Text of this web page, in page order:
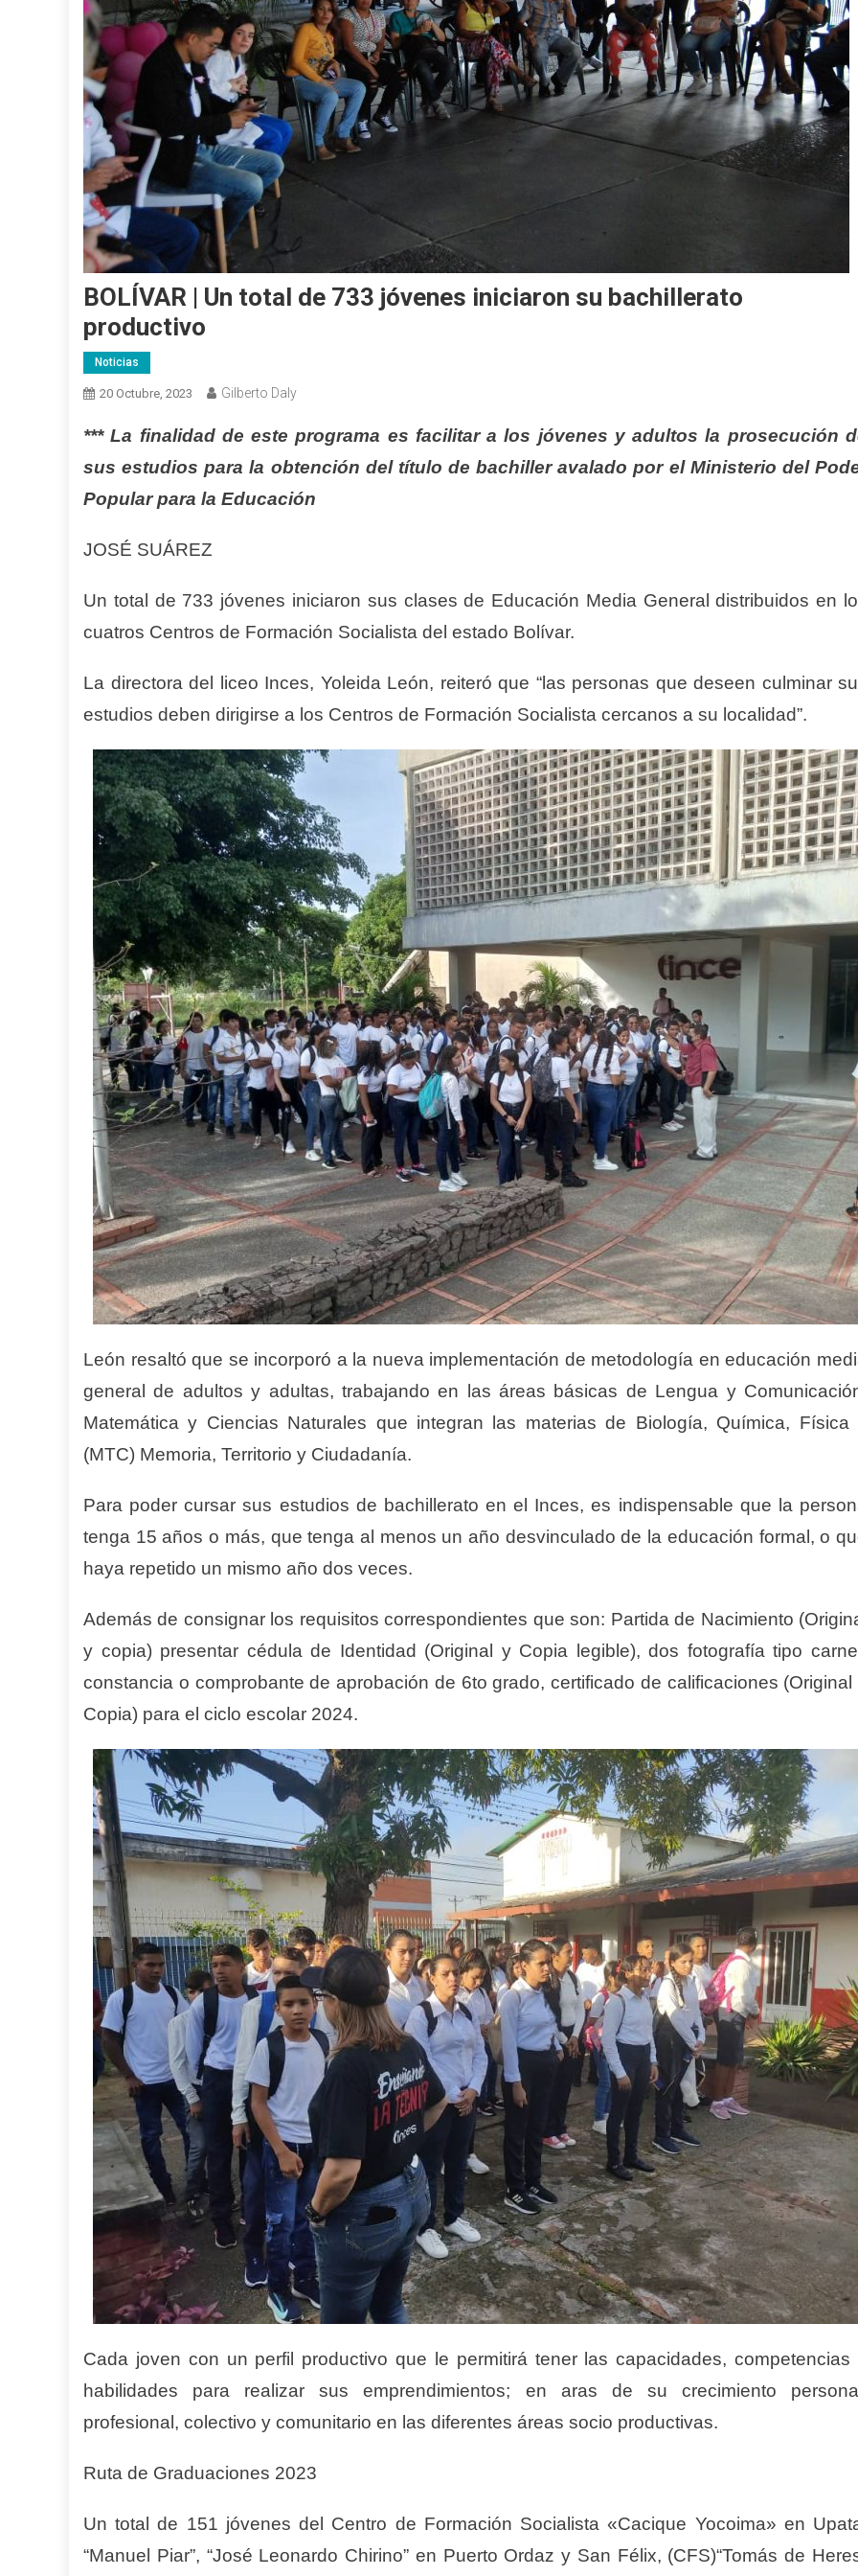
BOLÍVAR | Un total de 733 jóvenes iniciaron su bachillerato
productivo
Noticias
20 Octubre, 2023 Gilberto Daly
*** La finalidad de este programa es facilitar a los jóvenes y adultos la prosecución
sus estudios para la obtención del título de bachiller avalado por el Ministerio del
Popular para la Educación
JOSÉ SUÁREZ
Un total de 733 jóvenes iniciaron sus clases de Educación Media General distribuidos en
cuatros Centros de Formación Socialista del estado Bolívar.
La directora del liceo Inces, Yoleida León, reiteró que “las personas que deseen culminar
estudios deben dirigirse a los Centros de Formación Socialista cercanos a su localidad”.
León resaltó que se incorporó a la nueva implementación de metodología en educación
general de adultos y adultas, trabajando en las áreas básicas de Lengua y
Matemática y Ciencias Naturales que integran las materias de Biología, Química, Física
(MTC) Memoria, Territorio y Ciudadanía.
Para poder cursar sus estudios de bachillerato en el Inces, es indispensable que la
tenga 15 años o más, que tenga al menos un año desvinculado de la educación formal, o
haya repetido un mismo año dos veces.
Además de consignar los requisitos correspondientes que son: Partida de Nacimiento
y copia) presentar cédula de Identidad (Original y Copia legible), dos fotografía tipo
constancia o comprobante de aprobación de 6to grado, certificado de calificaciones (Original
Copia) para el ciclo escolar 2024.
Cada joven con un perfil productivo que le permitirá tener las capacidades, competencias
habilidades para realizar sus emprendimientos; en aras de su crecimiento
profesional, colectivo y comunitario en las diferentes áreas socio productivas.
Ruta de Graduaciones 2023
Un total de 151 jóvenes del Centro de Formación Socialista «Cacique Yocoima» en
“Manuel Piar”, “José Leonardo Chirino” en Puerto Ordaz y San Félix, (CFS)“Tomás de